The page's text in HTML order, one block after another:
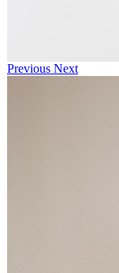
Previous Next